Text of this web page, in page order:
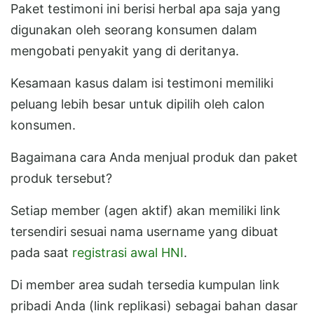
Paket testimoni ini berisi herbal apa saja yang
digunakan oleh seorang konsumen dalam
mengobati penyakit yang di deritanya.
Kesamaan kasus dalam isi testimoni memiliki
peluang lebih besar untuk dipilih oleh calon
konsumen.
Bagaimana cara Anda menjual produk dan paket
produk tersebut?
Setiap member (agen aktif) akan memiliki link
tersendiri sesuai nama username yang dibuat
pada saat registrasi awal HNI.
Di member area sudah tersedia kumpulan link
pribadi Anda (link replikasi) sebagai bahan dasar